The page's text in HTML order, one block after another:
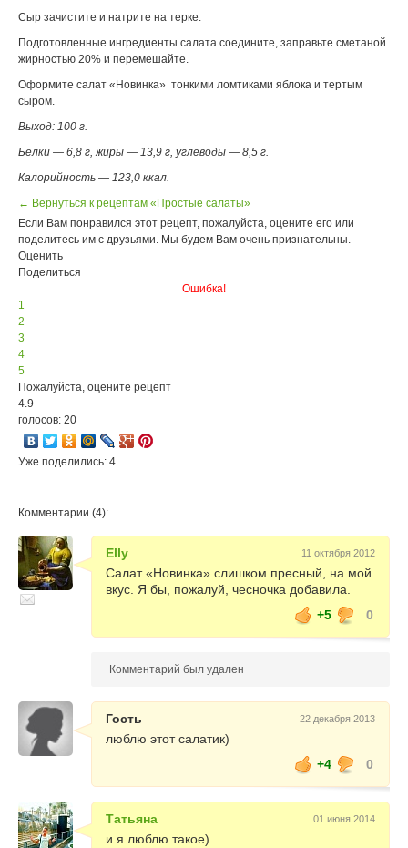
Сыр зачистите и натрите на терке.
Подготовленные ингредиенты салата соедините, заправьте сметаной
жирностью 20% и перемешайте.
Оформите салат «Новинка» тонкими ломтиками яблока и тертым
сыром.
Выход: 100 г.
Белки — 6,8 г, жиры — 13,9 г, углеводы — 8,5 г.
Калорийность — 123,0 ккал.
← Вернуться к рецептам «Простые салаты»
Если Вам понравился этот рецепт, пожалуйста, оцените его или
поделитесь им с друзьями. Мы будем Вам очень признательны.
Оценить
Поделиться
Ошибка!
1
2
3
4
5
Пожалуйста, оцените рецепт
4.9
голосов: 20
Уже поделились: 4
Комментарии (4):
Elly 11 октября 2012
Салат «Новинка» слишком пресный, на мой
вкус. Я бы, пожалуй, чесночка добавила.
+5
0
Комментарий был удален
Гость 22 декабря 2013
люблю этот салатик)
+4
0
Татьяна 01 июня 2014
и я люблю такое)